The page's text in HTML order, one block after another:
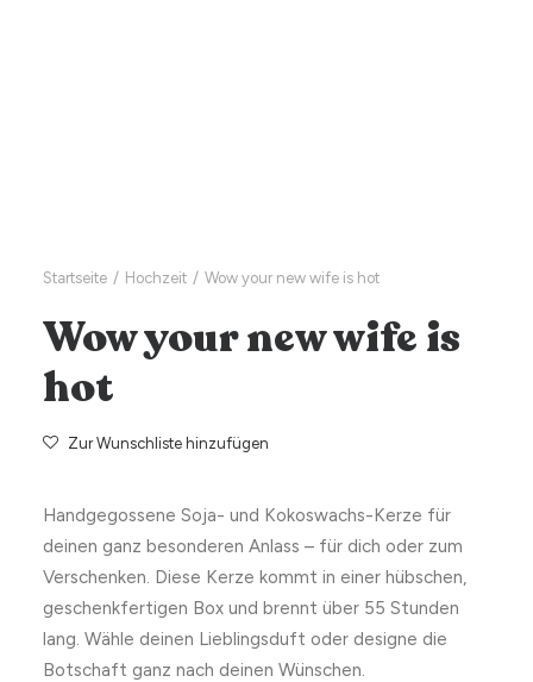
Startseite Hochzeit Wow your new wife is hot
Wow your new wife is
hot
Zur Wunschliste hinzufügen
Handgegossene Soja- und Kokoswachs-Kerze für
deinen ganz besonderen Anlass – für dich oder zum
Verschenken. Diese Kerze kommt in einer hübschen,
geschenkfertigen Box und brennt über 55 Stunden
lang. Wähle deinen Lieblingsduft oder designe die
Botschaft ganz nach deinen Wünschen.